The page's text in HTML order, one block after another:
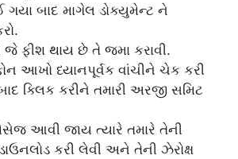
ગયા બાદ માગેલ ડોક્યુમેન્ટ ને
જે ફીશ થાય છે તે જમા કરાવી.
આખો ધ્યાનપૂર્વક વાંચીને ચેક કરી
ક્લિક કરીને તમારી અરજી સમિટ
આવી જાય ત્યારે તમારે તેની
કરી લેવી અને તેની ઝેરોક્ષ